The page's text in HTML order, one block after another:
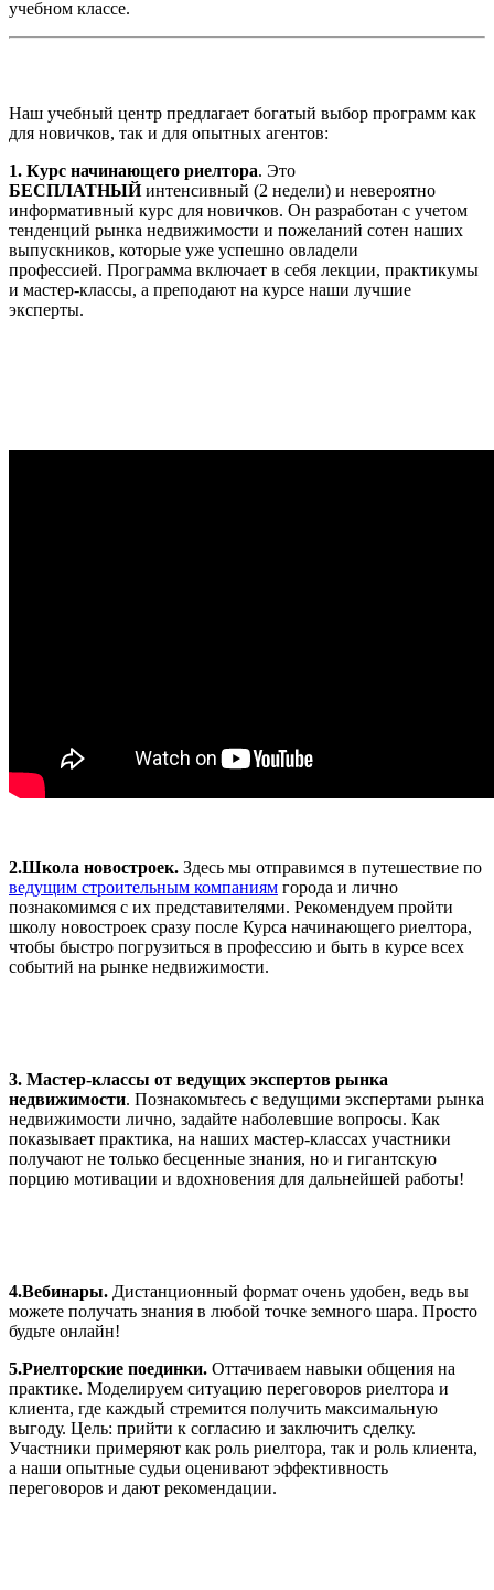
учебном классе.
Наш учебный центр предлагает богатый выбор программ как
для новичков, так и для опытных агентов:
1. Курс начинающего риелтора. Это
БЕСПЛАТНЫЙинтенсивный (2 недели) и невероятно
информативный курс для новичков. Он разработан с учетом
тенденций рынка недвижимости и пожеланий сотен наших
выпускников, которые уже успешно овладели
профессией. Программа включает в себя лекции, практикумы
и мастер-классы, а преподают на курсе наши лучшие
эксперты.
2.Школа новостроек. Здесь мы отправимся в путешествие по
ведущим строительным компаниям города и лично
познакомимся с их представителями. Рекомендуем пройти
школу новостроек сразу после Курса начинающего риелтора,
чтобы быстро погрузиться в профессию и быть в курсе всех
событий на рынке недвижимости.
3. Мастер-классы от ведущих экспертов рынка
недвижимости. Познакомьтесь с ведущими экспертами рынка
недвижимости лично, задайте наболевшие вопросы. Как
показывает практика, на наших мастер-классах участники
получают не только бесценные знания, но и гигантскую
порцию мотивации и вдохновения для дальнейшей работы!
4.Вебинары. Дистанционный формат очень удобен, ведь вы
можете получать знания в любой точке земного шара. Просто
будьте онлайн!
5.Риелторские поединки. Оттачиваем навыки общения на
практике. Моделируем ситуацию переговоров риелтора и
клиента, где каждый стремится получить максимальную
выгоду. Цель: прийти к согласию и заключить сделку.
Участники примеряют как роль риелтора, так и роль клиента,
а наши опытные судьи оценивают эффективность
переговоров и дают рекомендации.